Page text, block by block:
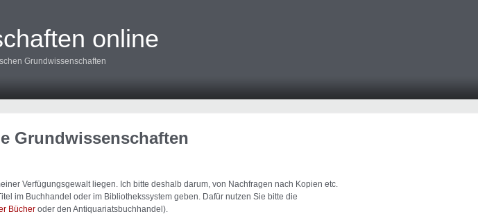
online
Grundwissenschaften
Grundwissenschaften
Verfügungsgewalt liegen. Ich bitte deshalb darum, von Nachfragen nach Kopien etc.
im Buchhandel oder im Bibliothekssystem geben. Dafür nutzen Sie bitte die
Bücher oder den Antiquariatsbuchhandel).